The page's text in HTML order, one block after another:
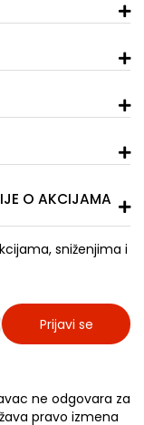
O AKCIJAMA
sniženjima i
Prijavi se
ne odgovara za
pravo izmena